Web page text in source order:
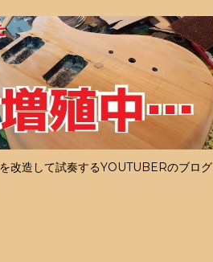
改造して試奏するYOUTUBERのブログ